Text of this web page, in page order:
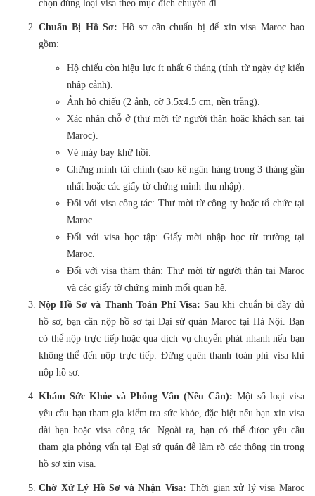
chọn đúng loại visa theo mục đích chuyến đi.
Chuẩn Bị Hồ Sơ: Hồ sơ cần chuẩn bị để xin visa Maroc bao
gồm:
Hộ chiếu còn hiệu lực ít nhất 6 tháng (tính từ ngày dự kiến
nhập cảnh).
Ảnh hộ chiếu (2 ảnh, cỡ 3.5x4.5 cm, nền trắng).
Xác nhận chỗ ở (thư mời từ người thân hoặc khách sạn tại
Maroc).
Vé máy bay khứ hồi.
Chứng minh tài chính (sao kê ngân hàng trong 3 tháng gần
nhất hoặc các giấy tờ chứng minh thu nhập).
Đối với visa công tác: Thư mời từ công ty hoặc tổ chức tại
Maroc.
Đối với visa học tập: Giấy mời nhập học từ trường tại
Maroc.
Đối với visa thăm thân: Thư mời từ người thân tại Maroc
và các giấy tờ chứng minh mối quan hệ.
Nộp Hồ Sơ và Thanh Toán Phí Visa: Sau khi chuẩn bị đầy đủ
hồ sơ, bạn cần nộp hồ sơ tại Đại sứ quán Maroc tại Hà Nội. Bạn
có thể nộp trực tiếp hoặc qua dịch vụ chuyển phát nhanh nếu bạn
không thể đến nộp trực tiếp. Đừng quên thanh toán phí visa khi
nộp hồ sơ.
Khám Sức Khỏe và Phỏng Vấn (Nếu Cần): Một số loại visa
yêu cầu bạn tham gia kiểm tra sức khỏe, đặc biệt nếu bạn xin visa
dài hạn hoặc visa công tác. Ngoài ra, bạn có thể được yêu cầu
tham gia phỏng vấn tại Đại sứ quán để làm rõ các thông tin trong
hồ sơ xin visa.
Chờ Xử Lý Hồ Sơ và Nhận Visa: Thời gian xử lý visa Maroc